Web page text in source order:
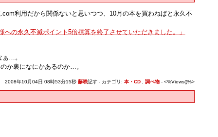
利用だから関係ないと思いつつ、10月の本を買わねばと永久不
の永久不滅ポイント5倍積算を終了させていただきました。」
ぁ…。
か裏になにかあるのか…。
2008年10月04日 08時53分15秒 藤咲記す - カテゴリ: 本・CD, 調べ物- <%Views()%>